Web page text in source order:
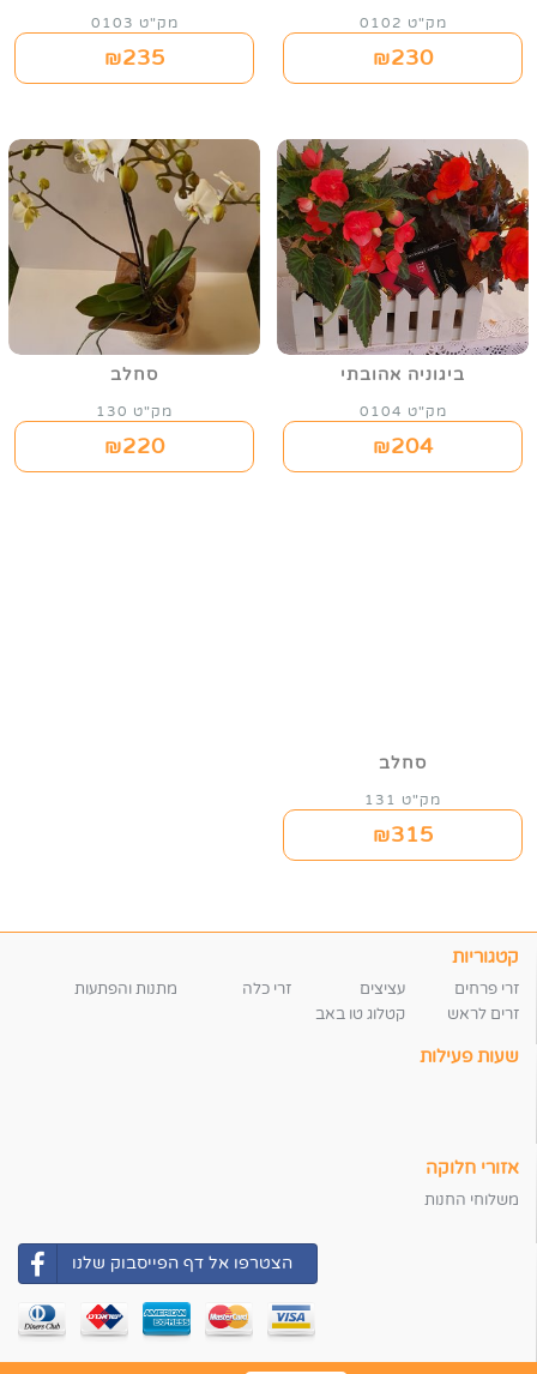
מק"ט 0102
₪230
מק"ט 0103
₪235
ביגוניה אהובתי
מק"ט 0104
₪204
סחלב
מק"ט 130
₪220
סחלב
מק"ט 131
₪315
קטגוריות
זרי פרחים עציצים זרי כלה
מתנות והפתעות
זרים לראש
קטלוג טו באב
שעות פעילות
אזורי חלוקה
משלוחי החנות
הצטרפו אל דף הפייסבוק שלנו